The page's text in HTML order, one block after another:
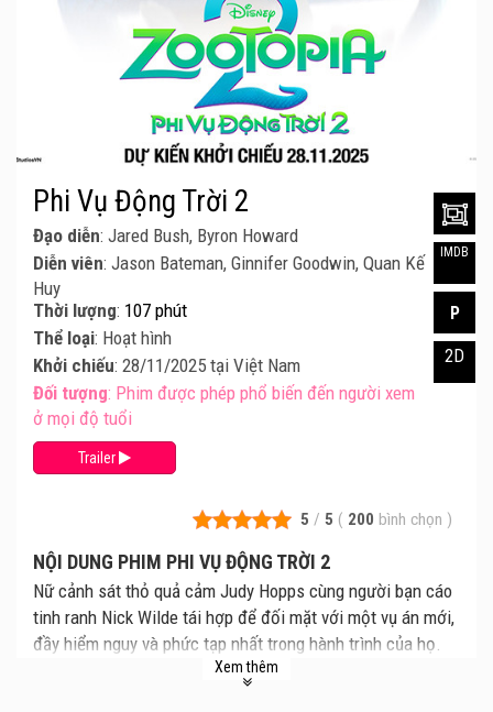
5 / 5 ( 200 bình chọn )
NỘI DUNG PHIM PHI VỤ ĐỘNG TRỜI 2
Nữ cảnh sát thỏ quả cảm Judy Hopps cùng người bạn cáo
tinh ranh Nick Wilde tái hợp để đối mặt với một vụ án mới,
đầy hiểm nguy và phức tạp nhất trong hành trình của họ.
Zootopia 2 / Phi Vụ Động Trời 2 dự kiến ra mắt tại các rạp
Xem thêm
Phi Vụ Động Trời 2
Đạo diễn: Jared Bush, Byron Howard
Diễn viên: Jason Bateman, Ginnifer Goodwin, Quan Kế
Huy
Thời lượng: 107 phút
Thể loại: Hoạt hình
Khởi chiếu: 28/11/2025 tại Việt Nam
Đối tượng: Phim được phép phổ biến đến người xem
ở mọi độ tuổi
Trailer
IMDB
P
2D